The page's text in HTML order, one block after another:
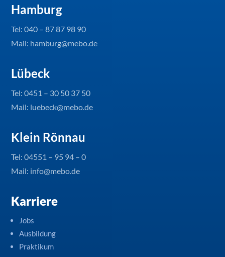
Hamburg
Tel:040 – 87 87 98 90
Mail: hamburg@mebo.de
Lübeck
Tel:0451 – 30 50 37 50
Mail: luebeck@mebo.de
Klein Rönnau
Tel:04551 – 95 94 – 0
Mail: info@mebo.de
Karriere
Jobs
Ausbildung
Praktikum